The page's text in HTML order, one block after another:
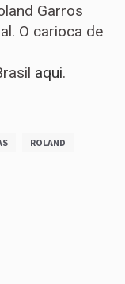
Garros
O carioca de
aqui.
ROLAND